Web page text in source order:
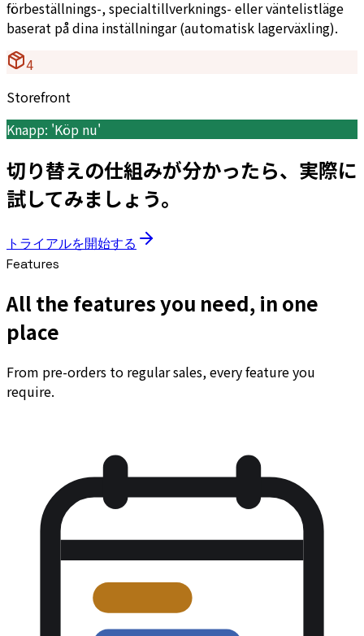
förbeställnings-, specialtillverknings- eller väntelistläge
baserat på dina inställningar (automatisk lagerväxling).
4
Storefront
Knapp: 'Köp nu'
切り替えの仕組みが分かったら、実際に
試してみましょう。
トライアルを開始する
Features
All the features you need, in one
place
From pre-orders to regular sales, every feature you
require.